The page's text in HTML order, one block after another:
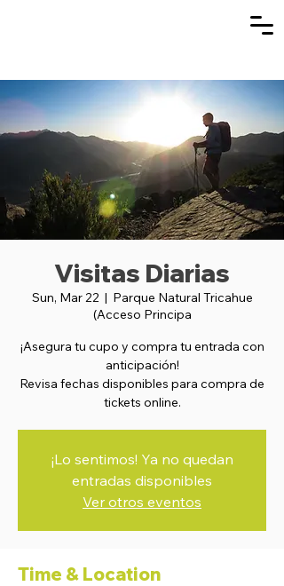
Visitas Diarias
Sun, Mar 22
  |
Parque Natural Tricahue
(Acceso Principa
¡Asegura tu cupo y compra tu entrada con
anticipación!
Revisa fechas disponibles para compra de
tickets online.
¡Lo sentimos! Ya no quedan
entradas disponibles
Ver otros eventos
Time & Location